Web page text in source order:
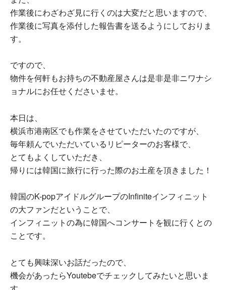
作業後にわざわざ見に行くのは大変だと思いますので、
作業後に写真を添付した報告書を送るようにしておりま
す。
ですので、
物件を何軒もお持ちの不動産屋さんは是非是非ニワナシ
ョナルにお任せくださいませ。
本日は、
横浜市港南区でも作業をさせていただいたのですが、
毎年頼んでいただいているリピーターのお客様で、
とてもよくしていただき、
帰りには韓国に旅行に行った際のお土産を頂きました！
韓国のK-popアイドルグループのInfiniteインフィニット
の大ファンだということで、
インフィニットの為に韓国へコンサートを観に行くとの
ことです。
とても興味深いお話だったので、
機会があったらYoutebeでチェックしてみたいと思いま